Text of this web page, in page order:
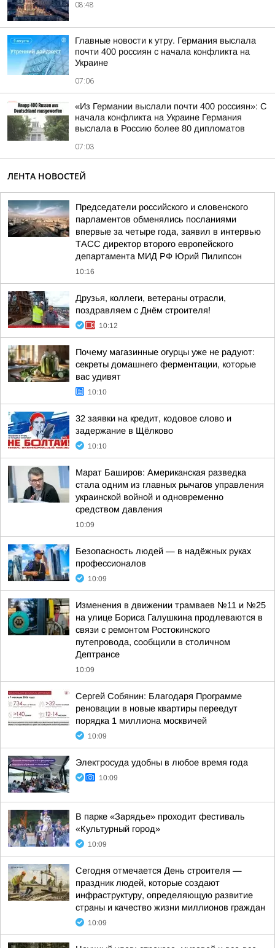
08:48
Главные новости к утру. Германия выслала
почти 400 россиян с начала конфликта на
Украине
07:06
«Из Германии выслали почти 400 россиян»: С
начала конфликта на Украине Германия
выслала в Россию более 80 дипломатов
07:03
ЛЕНТА НОВОСТЕЙ
Председатели российского и словенского
парламентов обменялись посланиями
впервые за четыре года, заявил в интервью
ТАСС директор второго европейского
департамента МИД РФ Юрий Пилипсон
10:16
Друзья, коллеги, ветераны отрасли,
поздравляем с Днём строителя!
10:12
Почему магазинные огурцы уже не радуют:
секреты домашнего ферментации, которые
вас удивят
10:10
32 заявки на кредит, кодовое слово и
задержание в Щёлково
10:10
Марат Баширов: Американская разведка
стала одним из главных рычагов управления
украинской войной и одновременно
средством давления
10:09
Безопасность людей — в надёжных руках
профессионалов
10:09
Изменения в движении трамваев №11 и №25
на улице Бориса Галушкина продлеваются в
связи с ремонтом Ростокинского
путепровода, сообщили в столичном
Дептрансе
10:09
Сергей Собянин: Благодаря Программе
реновации в новые квартиры переедут
порядка 1 миллиона москвичей
10:09
Электросуда удобны в любое время года
10:09
В парке «Зарядье» проходит фестиваль
«Культурный город»
10:09
Сегодня отмечается День строителя —
праздник людей, которые создают
инфраструктуру, определяющую развитие
страны и качество жизни миллионов граждан
10:09